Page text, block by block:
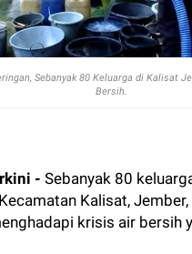
Sebanyak 80 Keluarga di Kalisat
Bersih.
- Sebanyak 80
Kalisat,
krisis air bersih